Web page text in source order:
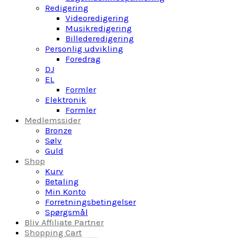
Redigering
Videoredigering
Musikredigering
Billederedigering
Personlig udvikling
Foredrag
DJ
EL
Formler
Elektronik
Formler
Medlemssider
Bronze
Sølv
Guld
Shop
Kurv
Betaling
Min Konto
Forretningsbetingelser
Spørgsmål
Bliv Affiliate Partner
Shopping Cart